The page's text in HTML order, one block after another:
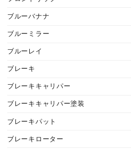
ブルーバナナ
ブルーミラー
ブルーレイ
ブレーキ
ブレーキキャリパー
ブレーキキャリパー塗装
ブレーキパット
ブレーキローター